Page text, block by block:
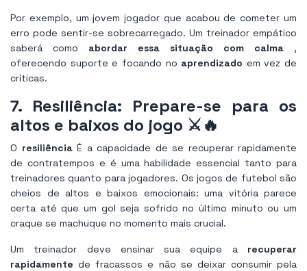
Por exemplo, um jovem jogador que acabou de cometer um
erro pode sentir-se sobrecarregado. Um treinador empático
saberá como abordar essa situação com calma ,
oferecendo suporte e focando no aprendizado em vez de
críticas.
7. Resiliência: Prepare-se para os
altos e baixos do jogo ⚔️🔥
O resiliênciaÉ a capacidade de se recuperar rapidamente
de contratempos e é uma habilidade essencial tanto para
treinadores quanto para jogadores. Os jogos de futebol são
cheios de altos e baixos emocionais: uma vitória parece
certa até que um gol seja sofrido no último minuto ou um
craque se machuque no momento mais crucial.
Um treinador deve ensinar sua equipe a recuperar
rapidamente de fracassos e não se deixar consumir pela